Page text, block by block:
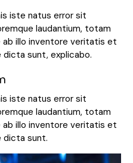
iste natus error sit
laudantium, totam
ab illo inventore veritatis et
sunt, explicabo.
iste natus error sit
laudantium, totam
ab illo inventore veritatis et
dicta sunt.